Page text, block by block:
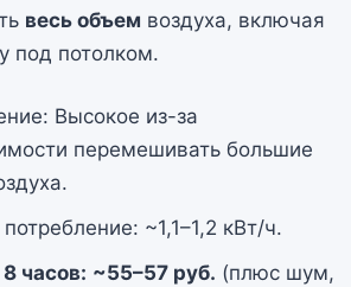
весь объем воздуха, включая
под потолком.
Высокое из-за
перемешивать большие
~1,1–1,2 кВт/ч.
часов: ~55–57 руб. (плюс шум,